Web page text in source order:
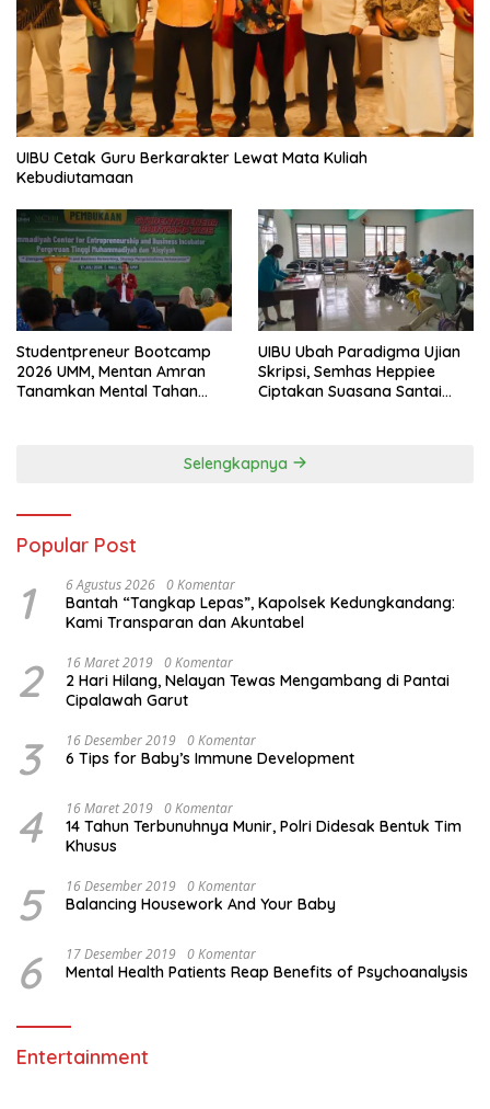
UIBU Cetak Guru Berkarakter Lewat Mata Kuliah
Kebudiutamaan
Studentpreneur Bootcamp
2026 UMM, Mentan Amran
Tanamkan Mental Tahan
UIBU Ubah Paradigma Ujian
Skripsi, Semhas Heppiee
Ciptakan Suasana Santai
Selengkapnya
Popular Post
1 6 Agustus 2026 0 Komentar
Bantah “Tangkap Lepas”, Kapolsek Kedungkandang:
Kami Transparan dan Akuntabel
2 16 Maret 2019 0 Komentar
2 Hari Hilang, Nelayan Tewas Mengambang di Pantai
Cipalawah Garut
3 16 Desember 2019 0 Komentar
6 Tips for Baby’s Immune Development
4 16 Maret 2019 0 Komentar
14 Tahun Terbunuhnya Munir, Polri Didesak Bentuk Tim
Khusus
5 16 Desember 2019 0 Komentar
Balancing Housework And Your Baby
6 17 Desember 2019 0 Komentar
Mental Health Patients Reap Benefits of Psychoanalysis
Entertainment